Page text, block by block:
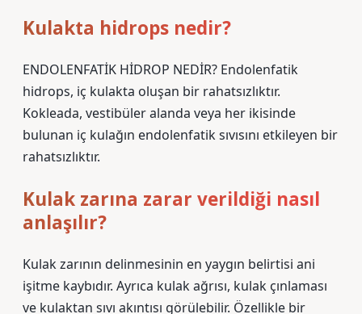
Kulakta hidrops nedir?
ENDOLENFATİK HİDROP NEDİR? Endolenfatik
hidrops, iç kulakta oluşan bir rahatsızlıktır.
Kokleada, vestibüler alanda veya her ikisinde
bulunan iç kulağın endolenfatik sıvısını etkileyen bir
rahatsızlıktır.
Kulak zarına zarar verildiği nasıl
anlaşılır?
Kulak zarının delinmesinin en yaygın belirtisi ani
işitme kaybıdır. Ayrıca kulak ağrısı, kulak çınlaması
ve kulaktan sıvı akıntısı görülebilir. Özellikle bir